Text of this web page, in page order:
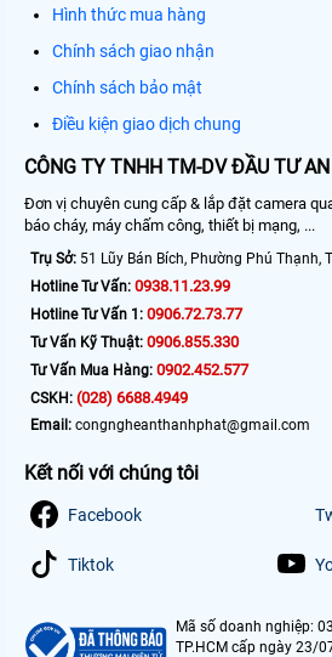
Hình thức mua hàng
Chính sách giao nhận
Chính sách bảo mật
Điều kiện giao dịch chung
CÔNG TY TNHH TM-DV ĐẦU TƯ
Đơn vị chuyên cung cấp & lắp đặt camera
báo cháy, máy chấm công, thiết bị mạng, ...
Trụ Sở: 51 Lũy Bán Bích, Phường Phú Thạnh,
Hotline Tư Vấn: 0938.11.23.99
Hotline Tư Vấn 1: 0906.72.73.77
Tư Vấn Kỹ Thuật: 0906.855.330
Tư Vấn Mua Hàng: 0902.452.577
CSKH: (028) 6688.4949
Email: congngheanthanhphat@gmail.com
Kết nối với chúng tôi
Facebook
Tiktok
Mã số doanh nghiệp:
TP.HCM cấp ngày 23/